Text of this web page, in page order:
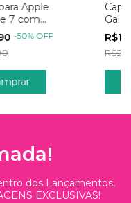
Apple
7 com
na Câmera e
-50% OFF
dos Lançamentos,
EXCLUSIVAS!